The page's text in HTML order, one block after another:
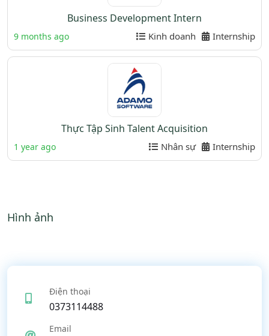
Business Development Intern
9 months ago Kinh doanh Internship
Thực Tập Sinh Talent Acquisition
1 year ago Nhân sự Internship
Hình ảnh
Điện thoại
0373114488
Email